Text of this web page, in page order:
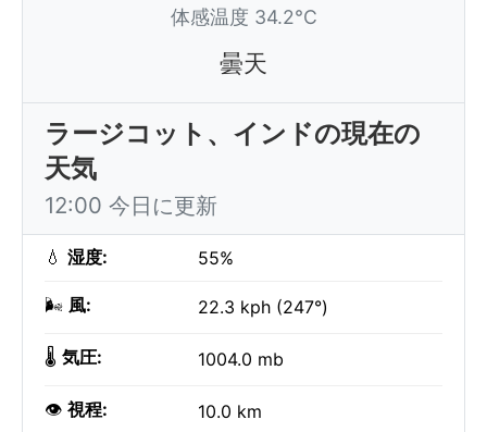
体感温度 34.2°C
曇天
ラージコット、インドの現在の
天気
12:00 今日に更新
💧 湿度: 55%
🌬️ 風: 22.3 kph (247°)
🌡️ 気圧: 1004.0 mb
👁️ 視程: 10.0 km